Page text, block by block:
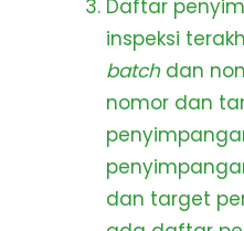
Daftar
inspeksi
batchdan
nomor dan
dan target